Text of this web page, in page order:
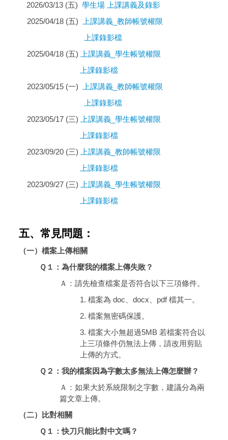
2026/03/13 (五)學生場 上課講義及錄影
2025/04/18 (五)
上課講義_教師帳號權限
上課錄影檔
2025/04/18 (五)
上課講義_學生帳號權限
上課錄影檔
2023/05/15 (一)
上課講義_教師帳號權限
上課錄影檔
2023/05/17 (三)
上課講義_學生帳號權限
上課錄影檔
2023/09/20 (三)
上課講義_教師帳號權限
上課錄影檔
2023/09/27 (三)
上課講義_學生帳號權限
上課錄影檔
五、常見問題：
（一）檔案上傳相關
Ｑ１：為什麼我的檔案上傳失敗？
Ａ：請先檢查檔案是否符合以下三項條件。
1. 檔案為 doc、docx、pdf 檔其一。
2. 檔案無密碼保護。
3. 檔案大小無超過5MB 若檔案符合以
上三項條件仍無法上傳，請改用剪貼
上傳的方式。
Ｑ２：我的檔案因為字數太多無法上傳怎麼辦？
Ａ：如果大於系統限制之字數，建議分為兩
篇文章上傳。
（二）比對相關
Ｑ１：快刀只能比對中文嗎？